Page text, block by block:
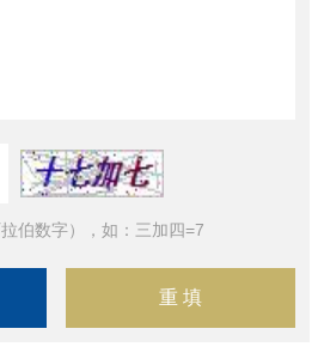
伯数字），如：三加四=7